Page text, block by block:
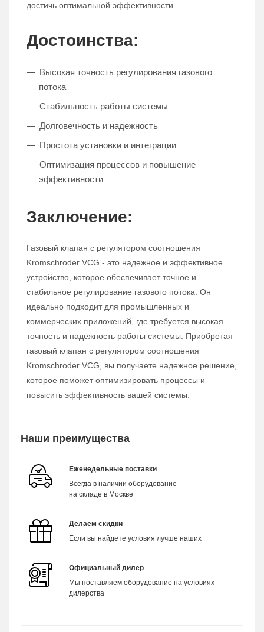
достичь оптимальной эффективности.
Достоинства:
Высокая точность регулирования газового
потока
Стабильность работы системы
Долговечность и надежность
Простота установки и интеграции
Оптимизация процессов и повышение
эффективности
Заключение:
Газовый клапан с регулятором соотношения
Kromschroder VCG - это надежное и эффективное
устройство, которое обеспечивает точное и
стабильное регулирование газового потока. Он
идеально подходит для промышленных и
коммерческих приложений, где требуется высокая
точность и надежность работы системы. Приобретая
газовый клапан с регулятором соотношения
Kromschroder VCG, вы получаете надежное решение,
которое поможет оптимизировать процессы и
повысить эффективность вашей системы.
Наши преимущества
Еженедельные поставки
Всегда в наличии оборудование
на складе в Москве
Делаем скидки
Если вы найдете условия лучше наших
Официальный дилер
Мы поставляем оборудование на условиях
дилерства